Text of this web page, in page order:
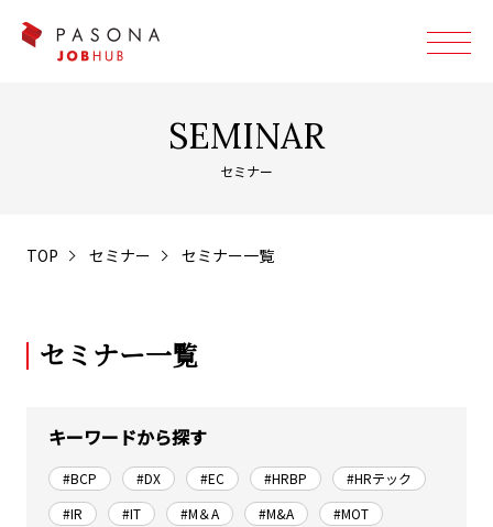
SEMINAR
セミナー
TOP セミナー セミナー一覧
セミナー一覧
キーワードから探す
#BCP #DX #EC #HRBP
#HRテック
#IR
#IT #M＆A #M&A
#MOT